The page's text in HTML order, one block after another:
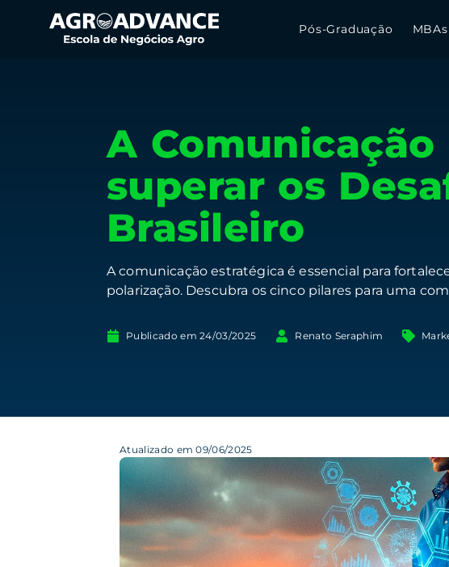
Pós-Graduação MBAs
A
superar os
Brasileiro
A comunicação estratégica é essencial para
polarização. Descubra os cinco pilares para uma
Publicado em 24/03/2025 Renato Seraphim
Atualizado em 09/06/2025